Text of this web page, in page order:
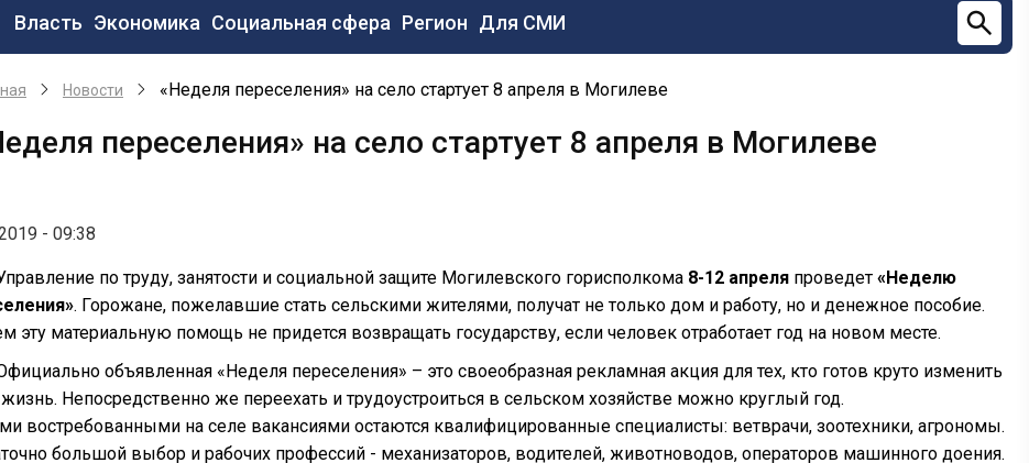
Основная
навигация
Власть Экономика Социальная сфера Регион Для СМИ
Новости «Неделя переселения» на село стартует 8 апреля в Могилеве
переселения» на село стартует 8 апреля в Могилеве
- 09:38
по труду, занятости и социальной защите Могилевского горисполкома 8-12 апреля проведет «Неделю
. Горожане, пожелавшие стать сельскими жителями, получат не только дом и работу, но и денежное пособие.
эту материальную помощь не придется возвращать государству, если человек отработает год на новом месте.
объявленная «Неделя переселения» – это своеобразная рекламная акция для тех, кто готов круто изменить
Непосредственно же переехать и трудоустроиться в сельском хозяйстве можно круглый год.
востребованными на селе вакансиями остаются квалифицированные специалисты: ветврачи, зоотехники, агрономы.
большой выбор и рабочих профессий - механизаторов, водителей, животноводов, операторов машинного доения.